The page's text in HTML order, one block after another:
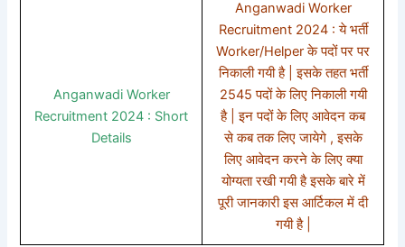
Anganwadi Worker
Recruitment 2024 : Short
Details
Anganwadi Worker
Recruitment 2024 : ये भर्ती
Worker/Helper के पदों पर पर
निकाली गयी है | इसके तहत भर्ती
2545 पदों के लिए निकाली गयी
है | इन पदों के लिए आवेदन कब
से कब तक लिए जायेगे , इसके
लिए आवेदन करने के लिए क्या
योग्यता रखी गयी है इसके बारे में
पूरी जानकारी इस आर्टिकल में दी
गयी है |